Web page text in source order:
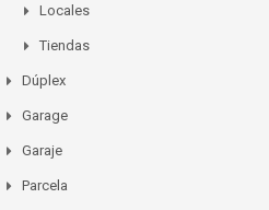
Locales
Tiendas
Dúplex
Garage
Garaje
Parcela